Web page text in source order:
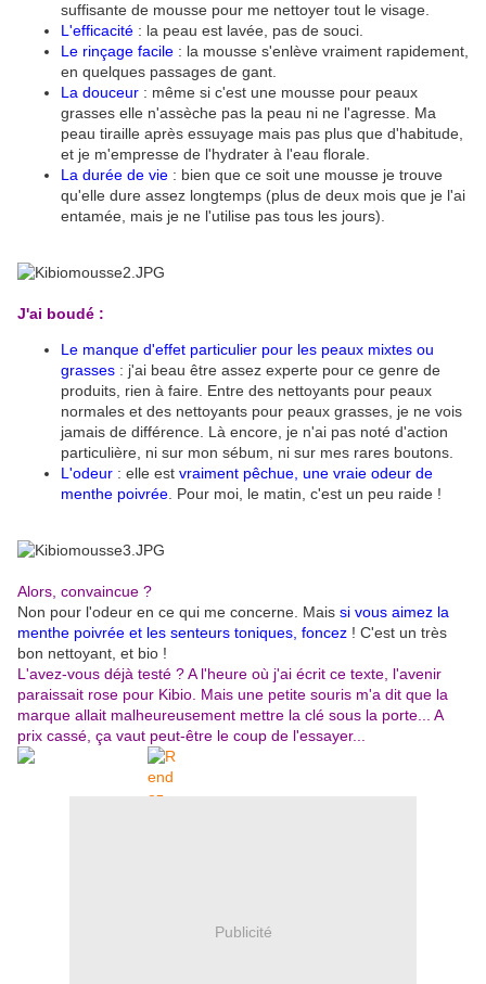
suffisante de mousse pour me nettoyer tout le visage.
L'efficacité : la peau est lavée, pas de souci.
Le rinçage facile : la mousse s'enlève vraiment rapidement,
en quelques passages de gant.
La douceur : même si c'est une mousse pour peaux
grasses elle n'assèche pas la peau ni ne l'agresse. Ma
peau tiraille après essuyage mais pas plus que d'habitude,
et je m'empresse de l'hydrater à l'eau florale.
La durée de vie : bien que ce soit une mousse je trouve
qu'elle dure assez longtemps (plus de deux mois que je l'ai
entamée, mais je ne l'utilise pas tous les jours).
J'ai boudé :
Le manque d'effet particulier pour les peaux mixtes ou
grasses : j'ai beau être assez experte pour ce genre de
produits, rien à faire. Entre des nettoyants pour peaux
normales et des nettoyants pour peaux grasses, je ne vois
jamais de différence. Là encore, je n'ai pas noté d'action
particulière, ni sur mon sébum, ni sur mes rares boutons.
L'odeur : elle est vraiment pêchue, une vraie odeur de
menthe poivrée . Pour moi, le matin, c'est un peu raide !
Alors, convaincue ?
Non pour l'odeur en ce qui me concerne. Mais si vous aimez la
menthe poivrée et les senteurs toniques, foncez ! C'est un très
bon nettoyant, et bio !
L'avez-vous déjà testé ? A l'heure où j'ai écrit ce texte, l'avenir
paraissait rose pour Kibio. Mais une petite souris m'a dit que la
marque allait malheureusement mettre la clé sous la porte... A
prix cassé, ça vaut peut-être le coup de l'essayer...
Publicité